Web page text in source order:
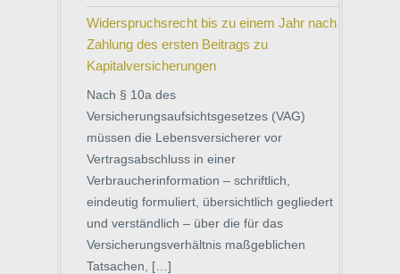
Widerspruchsrecht bis zu einem Jahr nach
Zahlung des ersten Beitrags zu
Kapitalversicherungen
Nach § 10a des
Versicherungsaufsichtsgesetzes (VAG)
müssen die Lebensversicherer vor
Vertragsabschluss in einer
Verbraucherinformation – schriftlich,
eindeutig formuliert, übersichtlich gegliedert
und verständlich – über die für das
Versicherungsverhältnis maßgeblichen
Tatsachen, […]